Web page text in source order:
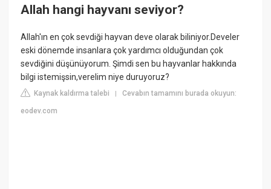
Allah hangi hayvanı seviyor?
Allah'ın en çok sevdiği hayvan deve olarak biliniyor.Develer
eski dönemde insanlara çok yardımcı olduğundan çok
sevdiğini düşünüyorum. Şimdi sen bu hayvanlar hakkında
bilgi istemişsin,verelim niye duruyoruz?
Kaynak kaldırma talebi |Cevabın tamamını burada okuyun:
eodev.com